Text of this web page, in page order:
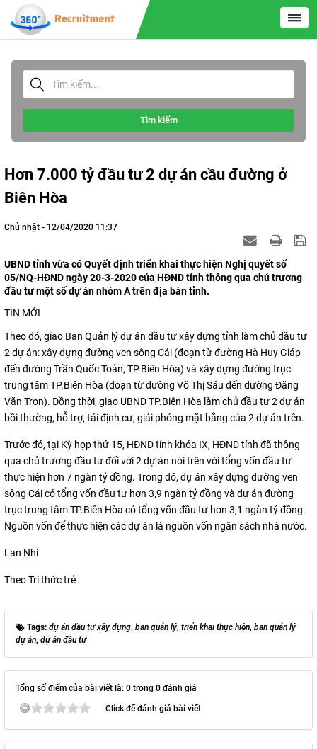
Tìm kiếm
Hơn 7.000 tỷ đầu tư 2 dự án cầu đường ở
Biên Hòa
Chủ nhật - 12/04/2020 11:37
UBND tỉnh vừa có Quyết định triển khai thực hiện Nghị quyết số
05/NQ-HĐND ngày 20-3-2020 của HĐND tỉnh thông qua chủ trương
đầu tư một số dự án nhóm A trên địa bàn tỉnh.
TIN MỚI
Theo đó, giao Ban Quản lý dự án đầu tư xây dựng tỉnh làm chủ đầu tư
2 dự án: xây dựng đường ven sông Cái (đoạn từ đường Hà Huy Giáp
đến đường Trần Quốc Toản, TP.Biên Hòa) và xây dựng đường trục
trung tâm TP.Biên Hòa (đoạn từ đường Võ Thị Sáu đến đường Đặng
Văn Trơn). Đồng thời, giao UBND TP.Biên Hòa làm chủ đầu tư 2 dự án
bồi thường, hỗ trợ, tái định cư, giải phóng mặt bằng của 2 dự án trên.
Trước đó, tại Kỳ họp thứ 15, HĐND tỉnh khóa IX, HĐND tỉnh đã thông
qua chủ trương đầu tư đối với 2 dự án nói trên với tổng vốn đầu tư
thực hiện hơn 7 ngàn tỷ đồng. Trong đó, dự án xây dựng đường ven
sông Cái có tổng vốn đầu tư hơn 3,9 ngàn tỷ đồng và dự án đường
trục trung tâm TP.Biên Hòa có tổng vốn đầu tư hơn 3,1 ngàn tỷ đồng.
Nguồn vốn để thực hiện các dự án là nguồn vốn ngân sách nhà nước.
Lan Nhi
Theo Trí thức trẻ
Tags: dự án đầu tư xây dựng, ban quản lý, triển khai thực hiện, ban quản lý
dự án, dự án đầu tư
Tổng số điểm của bài viết là: 0 trong 0 đánh giá
Click để đánh giá bài viết